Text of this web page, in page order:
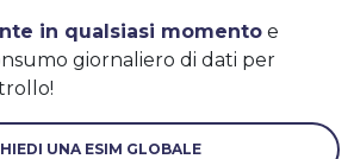
in qualsiasi momento e
giornaliero di dati per
UNA ESIM GLOBALE